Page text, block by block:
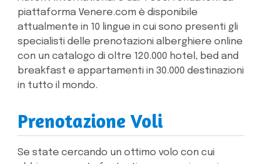
piattaforma Venere.com è disponibile
attualmente in 10 lingue in cui sono presenti gli
specialisti delle prenotazioni alberghiere online
con un catalogo di oltre 120.000 hotel, bed and
breakfast e appartamenti in 30.000 destinazioni
in tutto il mondo.
Prenotazione Voli
Se state cercando un ottimo volo con cui